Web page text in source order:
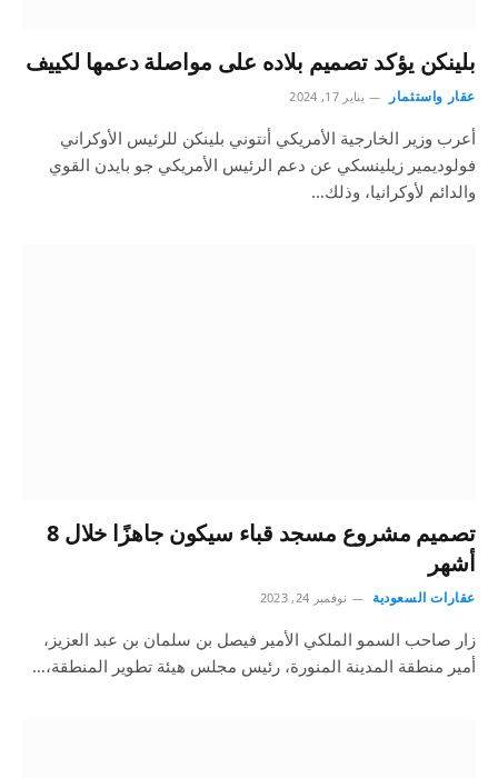
بلينكن يؤكد تصميم بلاده على مواصلة دعمها لكييف
عقار واستثمار يناير 17, 2024
أعرب وزير الخارجية الأمريكي أنتوني بلينكن للرئيس الأوكراني
فولوديمير زيلينسكي عن دعم الرئيس الأمريكي جو بايدن القوي
والدائم لأوكرانيا، وذلك…
تصميم مشروع مسجد قباء سيكون جاهزًا خلال 8
أشهر
عقارات السعودية نوفمبر 24, 2023
زار صاحب السمو الملكي الأمير فيصل بن سلمان بن عبد العزيز،
أمير منطقة المدينة المنورة، رئيس مجلس هيئة تطوير المنطقة،…